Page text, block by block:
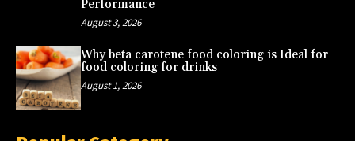
Performance
August 3, 2026
Why beta carotene food coloring is Ideal for
food coloring for drinks
August 1, 2026